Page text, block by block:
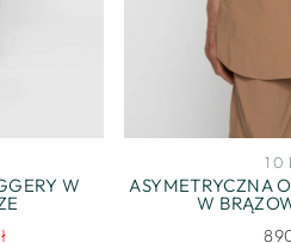
W ASYMETRYCZNA
W